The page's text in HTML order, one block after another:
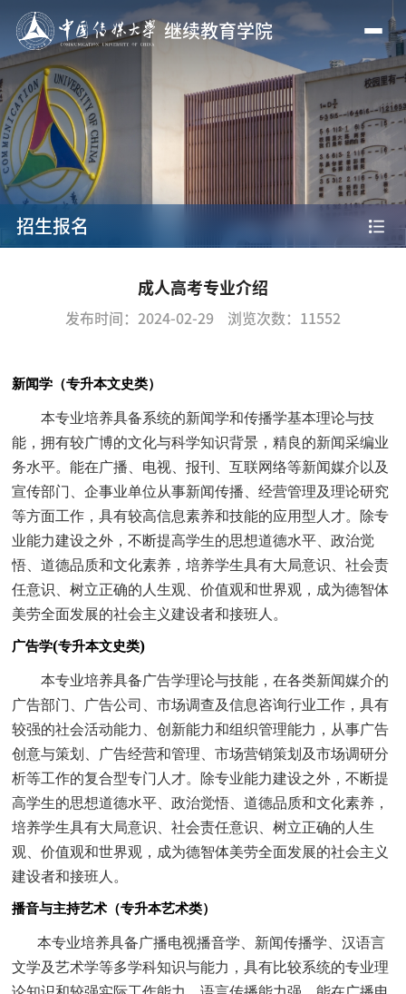
继续教育学院
招生报名
成人高考专业介绍
发布时间：2024-02-29 浏览次数： 11552
新闻学（专升本文史类）
本专业培养具备系统的新闻学和传播学基本理论与技
能，拥有较广博的文化与科学知识背景，精良的新闻采编业
务水平。能在广播、电视、报刊、互联网络等新闻媒介以及
宣传部门、企事业单位从事新闻传播、经营管理及理论研究
等方面工作，具有较高信息素养和技能的应用型人才。除专
业能力建设之外，不断提高学生的思想道德水平、政治觉
悟、道德品质和文化素养，培养学生具有大局意识、社会责
任意识、树立正确的人生观、价值观和世界观，成为德智体
美劳全面发展的社会主义建设者和接班人。
广告学(专升本文史类)
本专业培养具备广告学理论与技能，在各类新闻媒介的
广告部门、广告公司、市场调查及信息咨询行业工作，具有
较强的社会活动能力、创新能力和组织管理能力，从事广告
创意与策划、广告经营和管理、市场营销策划及市场调研分
析等工作的复合型专门人才。除专业能力建设之外，不断提
高学生的思想道德水平、政治觉悟、道德品质和文化素养，
培养学生具有大局意识、社会责任意识、树立正确的人生
观、价值观和世界观，成为德智体美劳全面发展的社会主义
建设者和接班人。
播音与主持艺术（专升本艺术类）
本专业培养具备广播电视播音学、新闻传播学、汉语言
文学及艺术学等多学科知识与能力，具有比较系统的专业理